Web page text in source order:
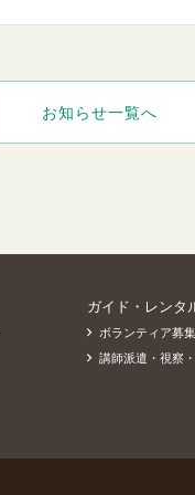
お知らせ一覧へ
ガイド・レンタ
ボランティア募集
講師派遣・視察